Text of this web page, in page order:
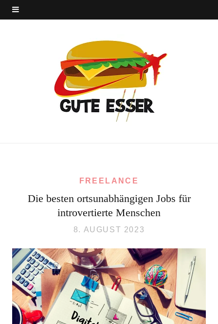
FREELANCE
Die besten ortsunabhängigen Jobs für
introvertierte Menschen
8. AUGUST 2023